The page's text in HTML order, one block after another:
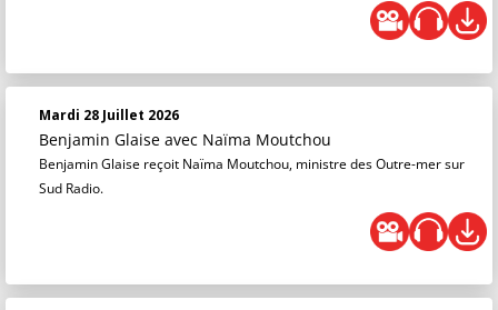
Mardi 28 Juillet 2026
Benjamin Glaise avec Naïma Moutchou
Benjamin Glaise reçoit Naïma Moutchou, ministre des Outre-mer sur
Sud Radio.